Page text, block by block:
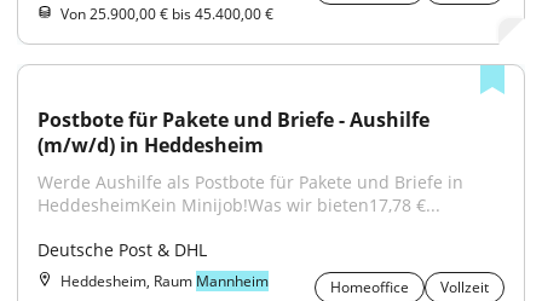
Von 25.900,00 € bis 45.400,00 €
Postbote für Pakete und Briefe - Aushilfe
(m/w/d) in Heddesheim
Werde Aushilfe als Postbote für Pakete und Briefe in
HeddesheimKein Minijob!Was wir bieten17,78 €...
Deutsche Post & DHL
Heddesheim, Raum Mannheim Homeoffice
Vollzeit